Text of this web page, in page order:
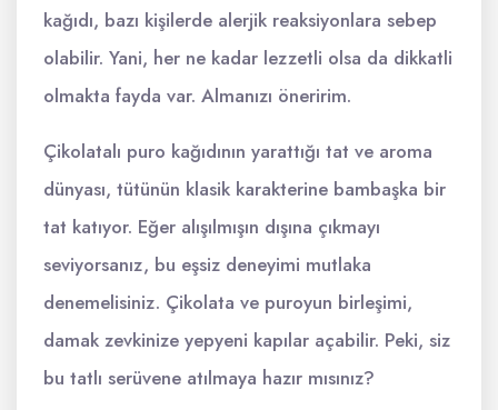
kağıdı, bazı kişilerde alerjik reaksiyonlara sebep
olabilir. Yani, her ne kadar lezzetli olsa da dikkatli
olmakta fayda var. Almanızı öneririm.
Çikolatalı puro kağıdının yarattığı tat ve aroma
dünyası, tütünün klasik karakterine bambaşka bir
tat katıyor. Eğer alışılmışın dışına çıkmayı
seviyorsanız, bu eşsiz deneyimi mutlaka
denemelisiniz. Çikolata ve puroyun birleşimi,
damak zevkinize yepyeni kapılar açabilir. Peki, siz
bu tatlı serüvene atılmaya hazır mısınız?